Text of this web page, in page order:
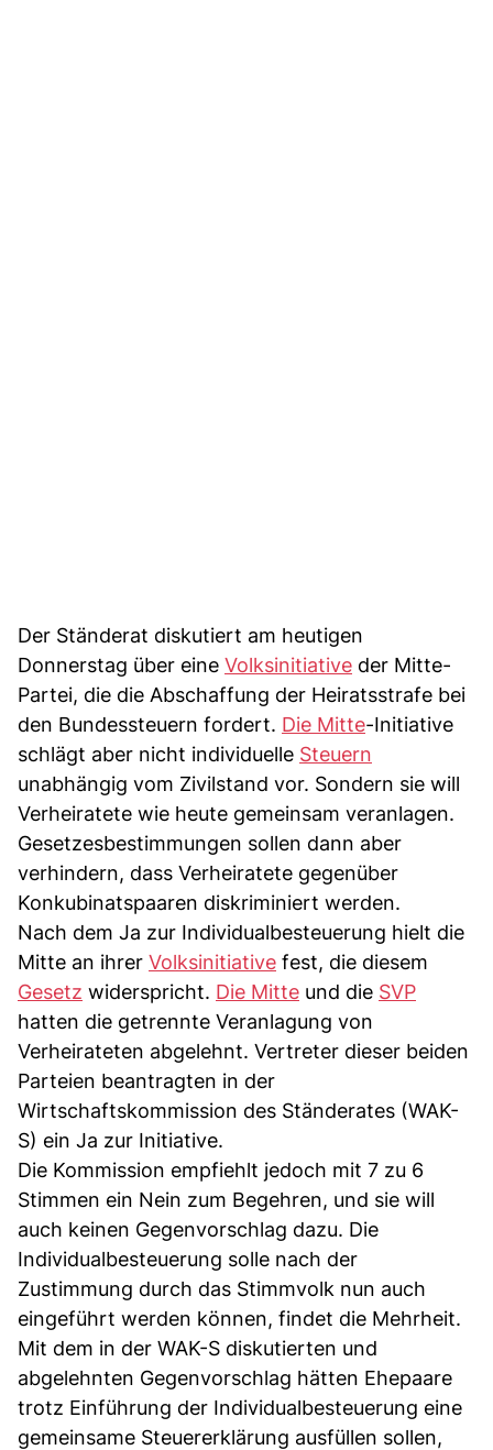
Der Ständerat diskutiert am heutigen
Donnerstag über eine Volksinitiative der Mitte-
Partei, die die Abschaffung der Heiratsstrafe bei
den Bundessteuern fordert. Die Mitte-Initiative
schlägt aber nicht individuelle Steuern
unabhängig vom Zivilstand vor. Sondern sie will
Verheiratete wie heute gemeinsam veranlagen.
Gesetzesbestimmungen sollen dann aber
verhindern, dass Verheiratete gegenüber
Konkubinatspaaren diskriminiert werden.
Nach dem Ja zur Individualbesteuerung hielt die
Mitte an ihrer Volksinitiative fest, die diesem
Gesetz widerspricht. Die Mitte und die SVP
hatten die getrennte Veranlagung von
Verheirateten abgelehnt. Vertreter dieser beiden
Parteien beantragten in der
Wirtschaftskommission des Ständerates (WAK-
S) ein Ja zur Initiative.
Die Kommission empfiehlt jedoch mit 7 zu 6
Stimmen ein Nein zum Begehren, und sie will
auch keinen Gegenvorschlag dazu. Die
Individualbesteuerung solle nach der
Zustimmung durch das Stimmvolk nun auch
eingeführt werden können, findet die Mehrheit.
Mit dem in der WAK-S diskutierten und
abgelehnten Gegenvorschlag hätten Ehepaare
trotz Einführung der Individualbesteuerung eine
gemeinsame Steuererklärung ausfüllen sollen,